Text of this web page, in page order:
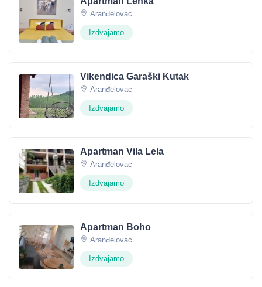
Aranđelovac
Izdvajamo
Vikendica Garaški Kutak
Aranđelovac
Izdvajamo
Apartman Vila Lela
Aranđelovac
Izdvajamo
Apartman Boho
Aranđelovac
Izdvajamo